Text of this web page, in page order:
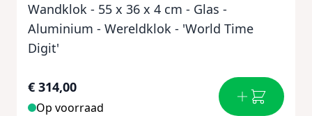
Wandklok - 55 x 36 x 4 cm - Glas -
Aluminium - Wereldklok - 'World Time
Digit'
€ 314,00
Op voorraad